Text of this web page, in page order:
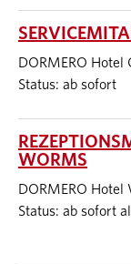
DORMERO Hotel
Status: ab sofort
WORMS
DORMERO Hotel
Status: ab sofort